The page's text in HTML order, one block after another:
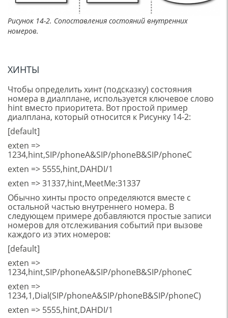
Рисунок 14-2. Сопоставления состояний внутренних
номеров.
ХИНТЫ
Чтобы определить хинт (подсказку) состояния
номера в диалплане, используется ключевое слово
hint вместо приоритета. Вот простой пример
диалплана, который относится к Рисунку 14-2:
[default]
exten =>
1234,hint,SIP/phoneA&SIP/phoneB&SIP/phoneC
exten => 5555,hint,DAHDI/1
exten => 31337,hint,MeetMe:31337
Обычно хинты просто определяются вместе с
остальной частью внутреннего номера. В
следующем примере добавляются простые записи
номеров для отслеживания событий при вызове
каждого из этих номеров:
[default]
exten =>
1234,hint,SIP/phoneA&SIP/phoneB&SIP/phoneC
exten =>
1234,1,Dial(SIP/phoneA&SIP/phoneB&SIP/phoneC)
exten => 5555,hint,DAHDI/1